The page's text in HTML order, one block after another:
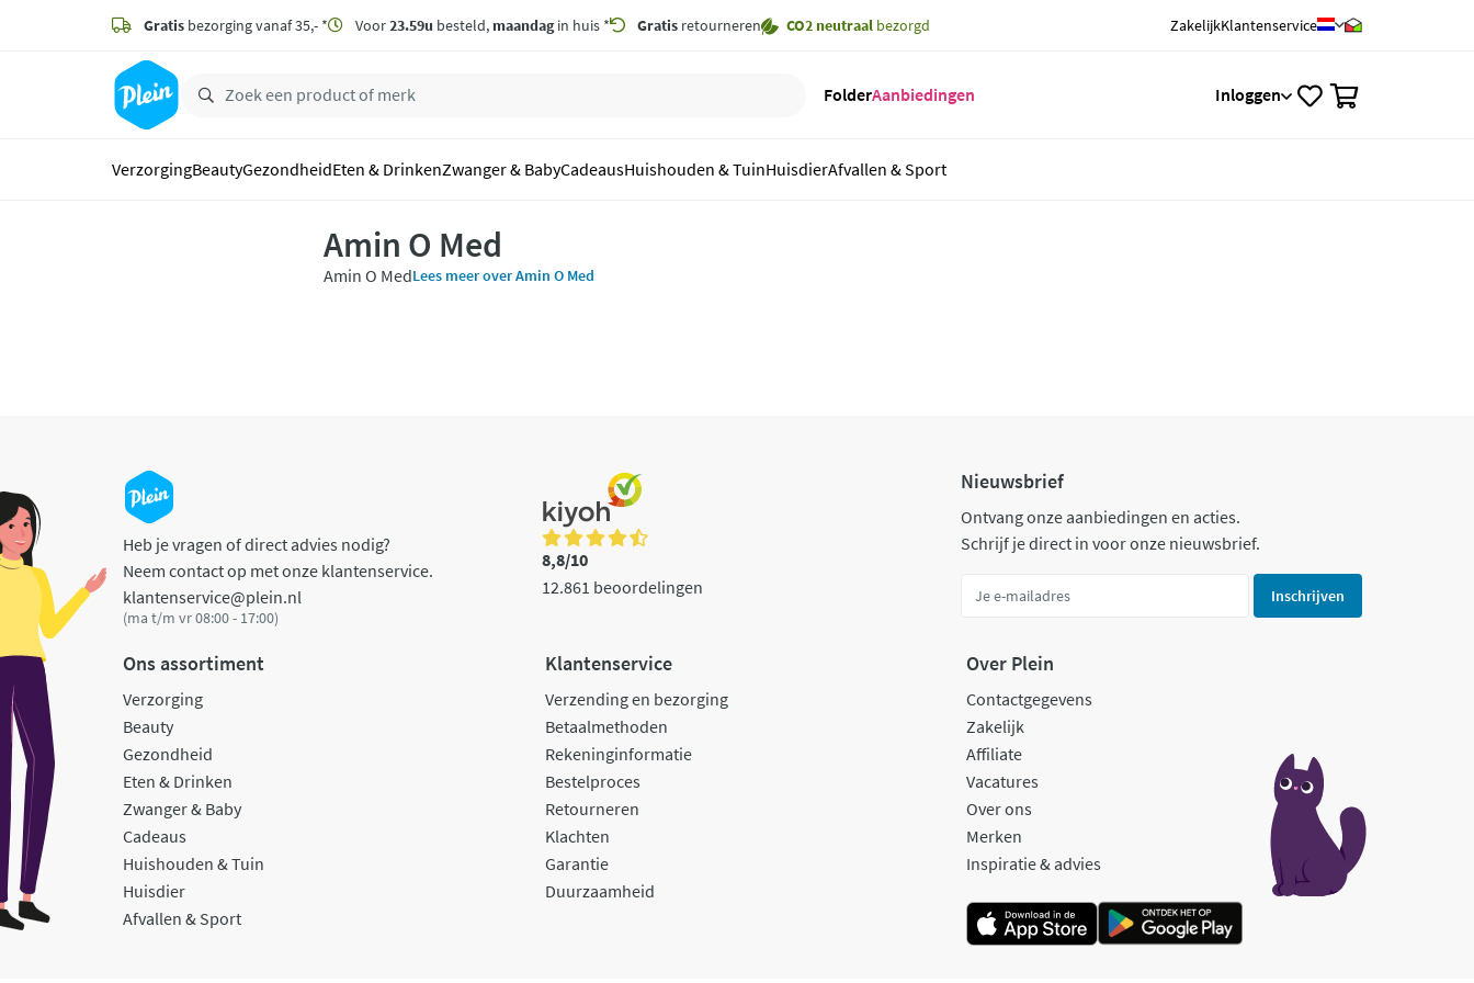
zoeken
hoofdinhoud
Gratis bezorging vanaf 35,- * Voor23.59u besteld, maandagin huis * Gratis retourneren CO2 neutraal bezorgd ZakelijkKlantenservice
FolderAanbiedingen Inloggen
VerzorgingBeautyGezondheidEten & DrinkenZwanger & BabyCadeausHuishouden & TuinHuisdierAfvallen & Sport
Amin O Med
Amin O MedLees meer over Amin O Med
Heb je vragen of direct advies nodig?
Neem contact op met onze klantenservice.
klantenservice@plein.nl
(ma t/m vr 08:00 - 17:00)
8,8/10
12.861 beoordelingen
Nieuwsbrief
Ontvang onze aanbiedingen en acties.
Schrijf je direct in voor onze nieuwsbrief.
Inschrijven
Ons assortiment
Verzorging
Beauty
Gezondheid
Eten & Drinken
Zwanger & Baby
Cadeaus
Huishouden & Tuin
Huisdier
Afvallen & Sport
Klantenservice
Verzending en bezorging
Betaalmethoden
Rekeninginformatie
Bestelproces
Retourneren
Klachten
Garantie
Duurzaamheid
Over Plein
Contactgegevens
Zakelijk
Affiliate
Vacatures
Over ons
Merken
Inspiratie & advies